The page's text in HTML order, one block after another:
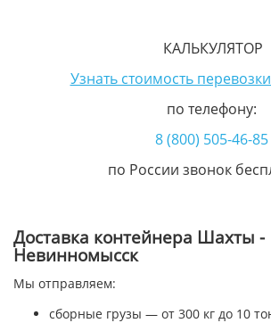
КАЛЬКУЛЯТОР
Узнать стоимость
по телефону:
8 (800) 505-46-85
по России звонок
Доставка контейнера Шахты -
Невинномысск
Мы отправляем:
сборные грузы — от 300 кг до 10